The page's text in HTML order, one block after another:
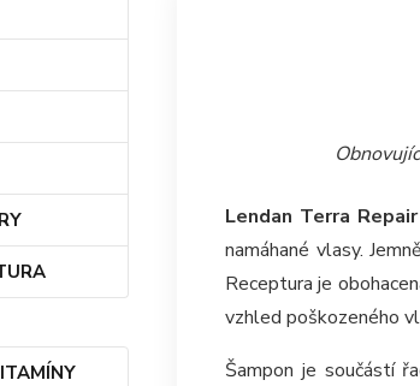
Lendan Terra
namáhané vlasy.
Receptura je
vzhled poškozeného
Šampon je součástí